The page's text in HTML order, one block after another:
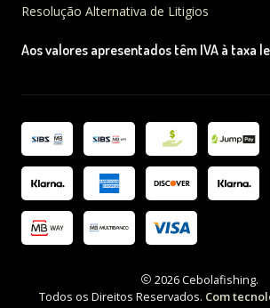
Resolução Alternativa de Litigios
Aos valores apresentados têm IVA à taxa
2026 Cebolafishing.
Todos os Direitos Reservados. Com